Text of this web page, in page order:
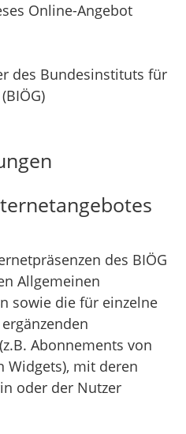
Online-Angebot
des Bundesinstituts für
des BIÖG
Allgemeinen
sowie die für einzelne
Abonnements von
Widgets), mit deren
oder der Nutzer